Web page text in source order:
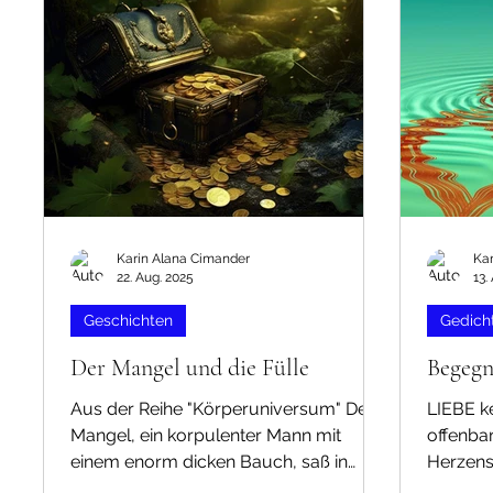
und seine Armee lebten im Körper von
Sandra, einer Frau Mitte vierzig. Er und
seine Armee waren ein etwa 1 cm
großer Tumor in ihrer Brust. Er selbst
wa
kleine
wieder
Der Mangel und die Fülle
Aus der Reihe "Körperuniversum" Der
Mangel, ein korpulenter Mann mit
einem enorm dicken Bauch, saß in
Geschichten
Karin Alana Cimander
22. Aug. 2025
LIEBE
13.